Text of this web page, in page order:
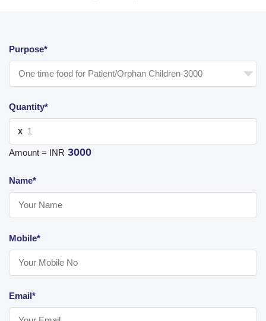
Purpose*
Quantity*
X
Amount = INR 3000
Name*
Mobile*
Email*